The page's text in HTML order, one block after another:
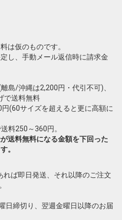
は仮のものです。
し、手動メール返信時に請求金
島/沖縄は2,200円・代引不可)、
で送料無料
(60サイズを超えると更に高額に
料250～360円。
送料無料になる金額を下回った
。
れば即日発送、それ以降のご注文
日締切り、翌週金曜日以降のお届